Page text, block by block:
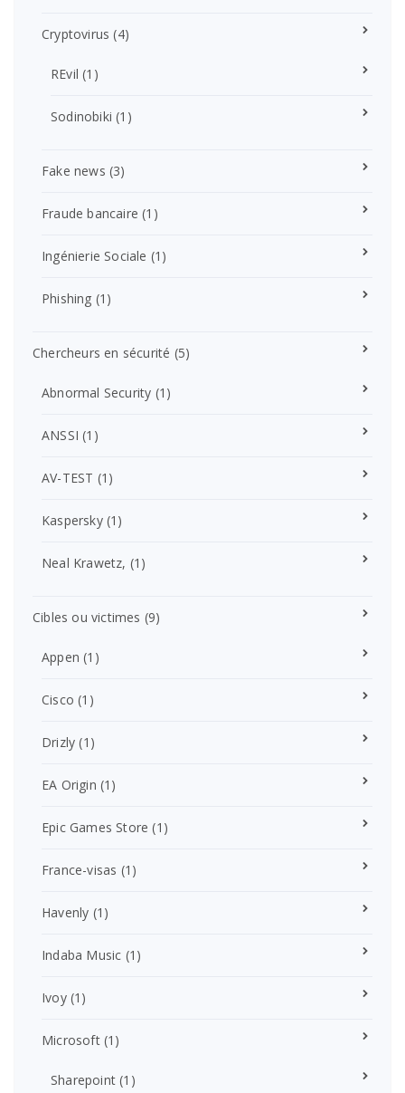
Cryptovirus (4)
REvil (1)
Sodinobiki (1)
Fake news (3)
Fraude bancaire (1)
Ingénierie Sociale (1)
Phishing (1)
Chercheurs en sécurité (5)
Abnormal Security (1)
ANSSI (1)
AV-TEST (1)
Kaspersky(1)
Neal Krawetz, (1)
Cibles ou victimes (9)
Appen (1)
Cisco (1)
Drizly (1)
EA Origin (1)
Epic Games Store (1)
France-visas (1)
Havenly (1)
Indaba Music (1)
Ivoy(1)
Microsoft(1)
Sharepoint (1)